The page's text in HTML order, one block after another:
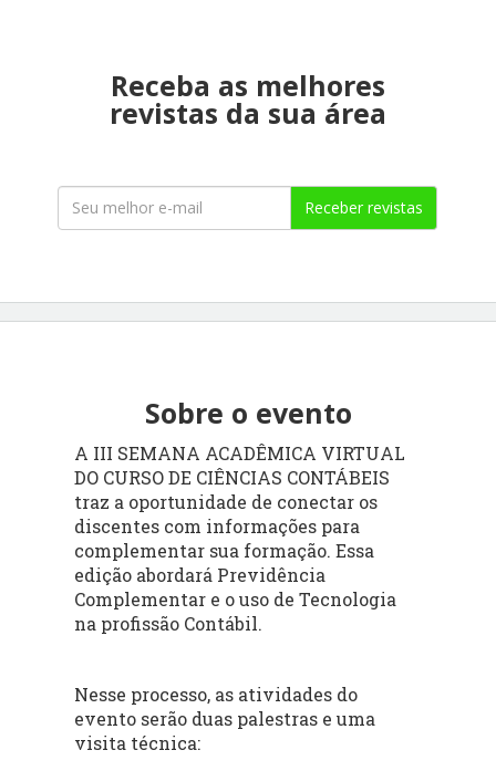
Receba as melhores
revistas da sua área
Receber revistas
Sobre o evento
A III SEMANA ACADÊMICA VIRTUAL
DO CURSO DE CIÊNCIAS CONTÁBEIS
traz a oportunidade de conectar os
discentes com informações para
complementar sua formação. Essa
edição abordará Previdência
Complementar e o uso de Tecnologia
na profissão Contábil.
Nesse processo, as atividades do
evento serão duas palestras e uma
visita técnica: